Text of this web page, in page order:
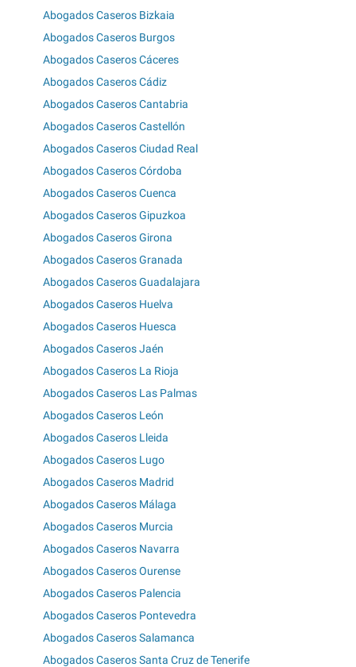
Abogados Caseros Bizkaia
Abogados Caseros Burgos
Abogados Caseros Cáceres
Abogados Caseros Cádiz
Abogados Caseros Cantabria
Abogados Caseros Castellón
Abogados Caseros Ciudad Real
Abogados Caseros Córdoba
Abogados Caseros Cuenca
Abogados Caseros Gipuzkoa
Abogados Caseros Girona
Abogados Caseros Granada
Abogados Caseros Guadalajara
Abogados Caseros Huelva
Abogados Caseros Huesca
Abogados Caseros Jaén
Abogados Caseros La Rioja
Abogados Caseros Las Palmas
Abogados Caseros León
Abogados Caseros Lleida
Abogados Caseros Lugo
Abogados Caseros Madrid
Abogados Caseros Málaga
Abogados Caseros Murcia
Abogados Caseros Navarra
Abogados Caseros Ourense
Abogados Caseros Palencia
Abogados Caseros Pontevedra
Abogados Caseros Salamanca
Abogados Caseros Santa Cruz de Tenerife